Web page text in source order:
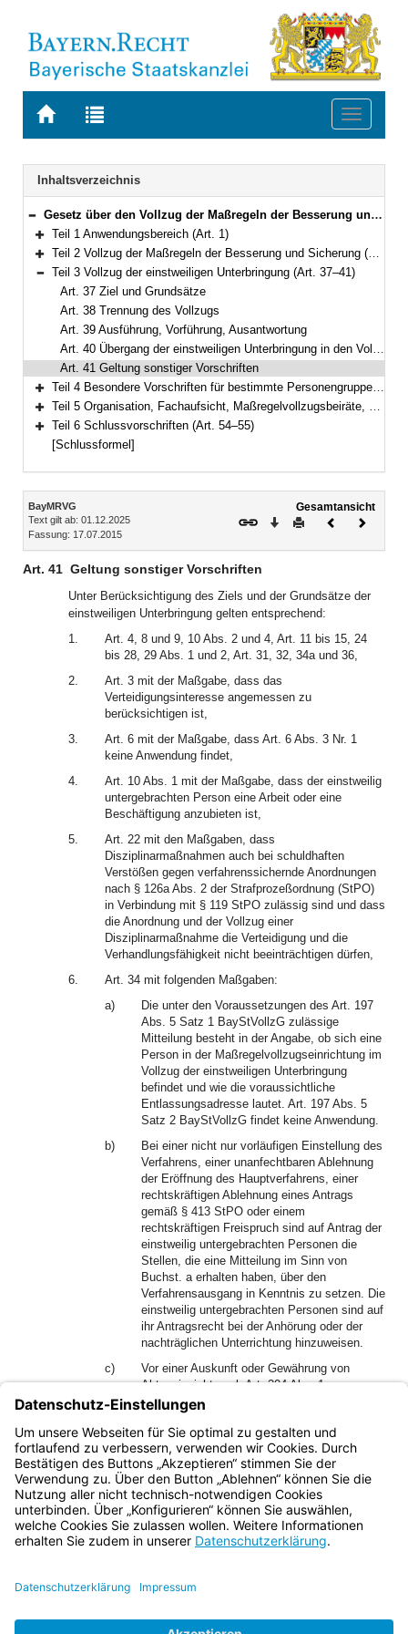
Zur
BAYERN.RECHT
Zur
letzten
Suche
Toggle
Navigation
Inhaltsverzeichnis
Bereich reduzieren
Gesetz über den Vollzug der Maßregeln der Besserung und Sicherung sowie der einstweiligen Unterbringung (Bayerisches Maßregelvollzugsgesetz – BayMRVG) Vom 17. Juli 2015 (GVBl S. 222) BayRS 312-3-A (Art. 1–55)
Bereich erweitern
Teil 1 Anwendungsbereich (Art. 1)
Bereich erweitern
Teil 2 Vollzug der Maßregeln der Besserung und Sicherung (Art. 2–36)
Bereich reduzieren
Teil 3 Vollzug der einstweiligen Unterbringung (Art. 37–41)
Art. 37 Ziel und Grundsätze
Art. 38 Trennung des Vollzugs
Art. 39 Ausführung, Vorführung, Ausantwortung
Art. 40 Übergang der einstweiligen Unterbringung in den Vollzug
Art. 41 Geltung sonstiger Vorschriften
Bereich erweitern
Teil 4 Besondere Vorschriften für bestimmte Personengruppen (Art. 42–44)
Bereich erweitern
Teil 5 Organisation, Fachaufsicht, Maßregelvollzugsbeiräte, Kosten (Art. 45–53)
Bereich erweitern
Teil 6 Schlussvorschriften (Art. 54–55)
[Schlussformel]
Inhalt
BayMRVG
Text gilt ab: 01.12.2025
Fassung: 17.07.2015
Gesamtansicht
Download
DruckenVorheriges
Art. 41 Geltung sonstiger Vorschriften
Unter Berücksichtigung des Ziels und der Grundsätze der
einstweiligen Unterbringung gelten entsprechend:
1.
Art. 4, 8 und 9, 10 Abs. 2 und 4, Art. 11 bis 15, 24
bis 28, 29 Abs. 1 und 2, Art. 31, 32, 34a und 36,
2.
Art. 3 mit der Maßgabe, dass das
Verteidigungsinteresse angemessen zu
berücksichtigen ist,
3.
Art. 6 mit der Maßgabe, dass Art. 6 Abs. 3 Nr. 1
keine Anwendung findet,
4.
Art. 10 Abs. 1 mit der Maßgabe, dass der einstweilig
untergebrachten Person eine Arbeit oder eine
Beschäftigung anzubieten ist,
5.
Art. 22 mit den Maßgaben, dass
Disziplinarmaßnahmen auch bei schuldhaften
Verstößen gegen verfahrenssichernde Anordnungen
nach § 126a Abs. 2 der Strafprozeßordnung (StPO)
in Verbindung mit § 119 StPO zulässig sind und dass
die Anordnung und der Vollzug einer
Disziplinarmaßnahme die Verteidigung und die
Verhandlungsfähigkeit nicht beeinträchtigen dürfen,
6.
Art. 34 mit folgenden Maßgaben:
a)
Die unter den Voraussetzungen des Art. 197
Abs. 5 Satz 1 BayStVollzG zulässige
Mitteilung besteht in der Angabe, ob sich eine
Person in der Maßregelvollzugseinrichtung im
Vollzug der einstweiligen Unterbringung
befindet und wie die voraussichtliche
Entlassungsadresse lautet. Art. 197 Abs. 5
Satz 2 BayStVollzG findet keine Anwendung.
b)
Bei einer nicht nur vorläufigen Einstellung des
Verfahrens, einer unanfechtbaren Ablehnung
der Eröffnung des Hauptverfahrens, einer
rechtskräftigen Ablehnung eines Antrags
gemäß § 413 StPO oder einem
rechtskräftigen Freispruch sind auf Antrag der
einstweilig untergebrachten Personen die
Stellen, die eine Mitteilung im Sinn von
Buchst. a erhalten haben, über den
Verfahrensausgang in Kenntnis zu setzen. Die
einstweilig untergebrachten Personen sind auf
ihr Antragsrecht bei der Anhörung oder der
nachträglichen Unterrichtung hinzuweisen.
c)
Vor einer Auskunft oder Gewährung von
Akteneinsicht nach Art. 204 Abs. 1
BayStVollzG ist dem Gericht und der
Staatsanwaltschaft Gelegenheit zur
Stellungnahme zu geben.
Bayern.de
BayernPortal
Impressum